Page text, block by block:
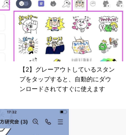
【2】グレーアウトしているスタン
プをタップすると、自動的にダウ
ンロードされてすぐに使えます